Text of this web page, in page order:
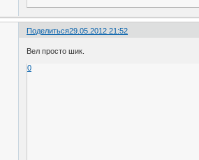
Поделиться29.05.2012 21:52
Вел просто шик.
0